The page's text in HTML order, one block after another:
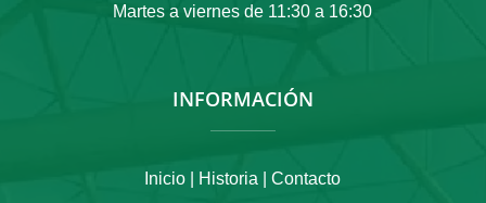
Martes a viernes de 11:30 a 16:30
INFORMACIÓN
Inicio | Historia |Contacto